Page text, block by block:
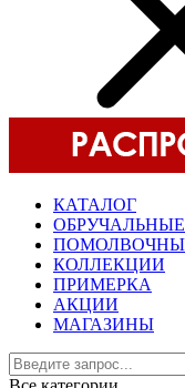
КАТАЛОГ
КОЛЛЕКЦИИ
ПРИМЕРКА
АКЦИИ
МАГАЗИНЫ